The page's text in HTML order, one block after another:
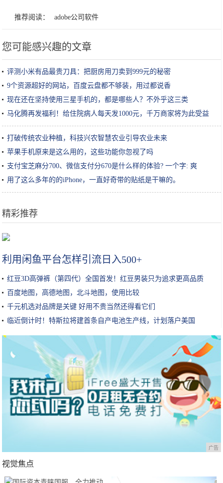
推荐阅读： adobe公司软件
您可能感兴趣的文章
评测小米有品最贵刀具：把厨房用刀卖到999元的秘密
9个资源超好的网站，百度云盘都不够装，用过都说香
现在还在坚持使用三星手机的，都是哪些人？不外乎这三类
马化腾再发福利！给住院病人每天发1000元，千万商家将为此受益
打破传统农业种植，科技兴农智慧农业引导农业未来
苹果手机原来是这么用的，这些功能你忽视了吗
支付宝芝麻分700、微信支付分670是什么样的体验? 一个字: 爽
用了这么多年的的iPhone，一直好奇带的贴纸是干嘛的。
精彩推荐
保湿超过100小时？吴昕、张韶涵都推荐的喷雾？这些护肤品我都要
利用闲鱼平台怎样引流日入500+
红豆3D高弹裤（第四代）全国首发！红豆男装只为追求更高品质
百度地图，高德地图，北斗地图，使用比较
千元机选对品牌是关键 好用不贵当然还得看它们
临近倒计时！特斯拉将建首条自产电池生产线，计划落户美国
广告
视觉焦点